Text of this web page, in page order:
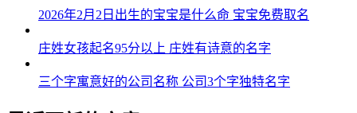
2026年2月2日出生的宝宝是什么命 宝宝免费取名
庄姓女孩起名95分以上 庄姓有诗意的名字
三个字寓意好的公司名称 公司3个字独特名字